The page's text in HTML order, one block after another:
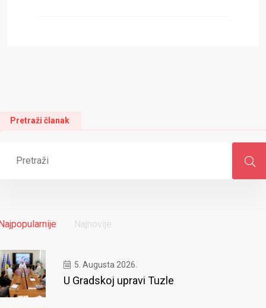
Pretraži članak
Najnovije
5. Augusta 2026.
U Gradskoj upravi Tuzle